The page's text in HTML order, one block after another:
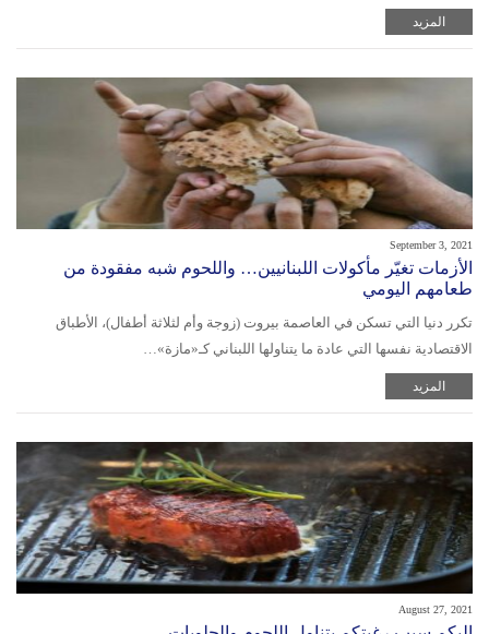
المزيد
September 3, 2021
الأزمات تغيّر مأكولات اللبنانيين… واللحوم شبه مفقودة من
طعامهم اليومي
تكرر دنيا التي تسكن في العاصمة بيروت (زوجة وأم لثلاثة أطفال)، الأطباق
الاقتصادية نفسها التي عادة ما يتناولها اللبناني كـ«مازة»…
المزيد
August 27, 2021